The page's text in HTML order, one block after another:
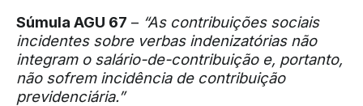
Súmula AGU 67 – “As contribuições sociais
incidentes sobre verbas indenizatórias não
integram o salário-de-contribuição e, portanto,
não sofrem incidência de contribuição
previdenciária.”